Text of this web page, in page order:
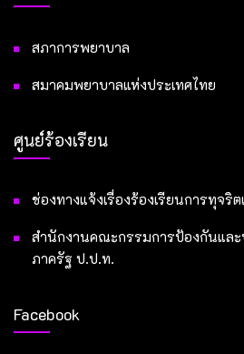
สภาการพยาบาล
สมาคมพยาบาลแห่งประเทศไทย
ศูนย์ร้องเรียน
ช่องทางแจ้งเรื่องร้องเรียนการทุจ
สำนักงานคณะกรรมการป้องกันแล
ภาครัฐ ป.ป.ท.
Facebook